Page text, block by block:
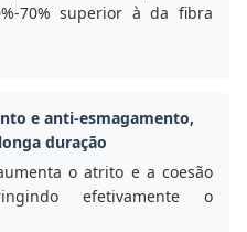
70% superior à da fibra
e anti-esmagamento,
duração
o atrito e a coesão
efetivamente o